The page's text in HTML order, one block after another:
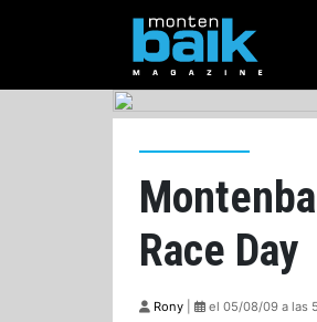
Race Day
Rony el 05/08/09 a las